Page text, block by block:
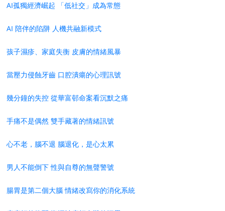
AI孤獨經濟崛起 「低社交」成為常態
AI 陪伴的陷阱 人機共融新模式
孩子濕疹、家庭失衡 皮膚的情緒風暴
當壓力侵蝕牙齒 口腔潰瘍的心理訊號
幾分鐘的失控 從華富邨命案看沉默之痛
手痛不是偶然 雙手藏著的情緒訊號
心不老，腦不退 腦退化，是心太累
男人不能倒下 性與自尊的無聲警號
腸胃是第二個大腦 情緒改寫你的消化系統